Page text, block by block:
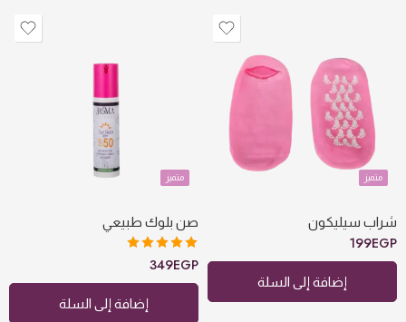
شراب سيليكون
متميز
199EGP
إضافة إلى السلة
صن بلوك طبيعي
متميز
تم التقييم
5.00من 5
349EGP
إضافة إلى السلة